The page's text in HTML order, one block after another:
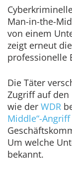
Man-in-the-
von einem
zeigt erneut
professionelle
Die Täter
Zugriff auf den
wie der WDR
Middle“-Angriff
Um welche
bekannt.